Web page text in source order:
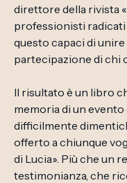
direttore della rivista
professionisti
questo capaci di
partecipazione di chi
Il risultato è un libro
memoria di un evento
difficilmente
offerto a chiunque
di Lucia». Più che un
testimonianza, che